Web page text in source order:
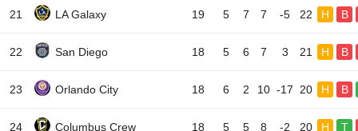
21 LA Galaxy 19 5 7 7 -5 22 H B
22 San Diego 18 5 6 7 3 21 H B
23 Orlando City 18 6 2 10 -17 20 H B
24 Columbus Crew 18 5 5 8 -2 20 H T